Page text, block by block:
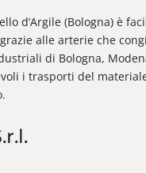
d’Argile (Bologna) è
alle arterie che
di Bologna,
i trasporti del